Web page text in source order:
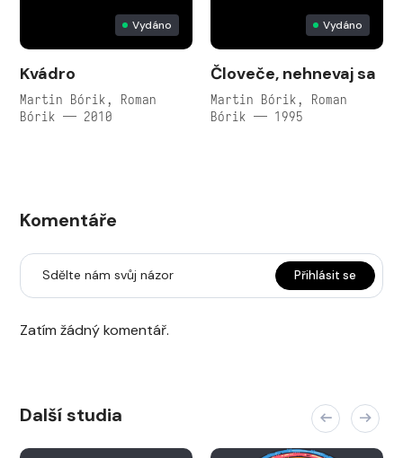
Vydáno
Kvádro
Martin Bórik, Roman
Bórik — 2010
Vydáno
Človeče, nehnevaj sa
Martin Bórik, Roman
Bórik — 1995
Komentáře
Sdělte nám svůj názor Přihlásit se
Zatím žádný komentář.
Další studia